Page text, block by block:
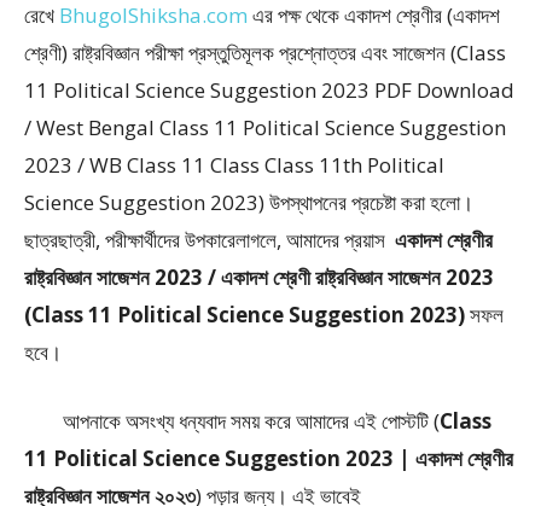
রেখে BhugolShiksha.com এর পক্ষ থেকে একাদশ শ্রেণীর (একাদশ
শ্রেণী) রাষ্ট্রবিজ্ঞান পরীক্ষা প্রস্তুতিমূলক প্রশ্নোত্তর এবং সাজেশন (Class
11 Political Science Suggestion 2023 PDF Download
/ West Bengal Class 11 Political Science Suggestion
2023 / WB Class 11 Class Class 11th Political
Science Suggestion 2023) উপস্থাপনের প্রচেষ্টা করা হলাে।
ছাত্রছাত্রী, পরীক্ষার্থীদের উপকারেলাগলে, আমাদের প্রয়াস একাদশ শ্রেণীর
রাষ্ট্রবিজ্ঞান সাজেশন 2023 / একাদশ শ্রেণী রাষ্ট্রবিজ্ঞান সাজেশন 2023
(Class 11 Political Science Suggestion 2023)সফল
হবে।
আপনাকে অসংখ্য ধন্যবাদ সময় করে আমাদের এই পােস্টটি (Class
11 Political Science Suggestion 2023 | একাদশ শ্রেণীর
রাষ্ট্রবিজ্ঞান সাজেশন ২০২৩) পড়ার জন্য। এই ভাবেই